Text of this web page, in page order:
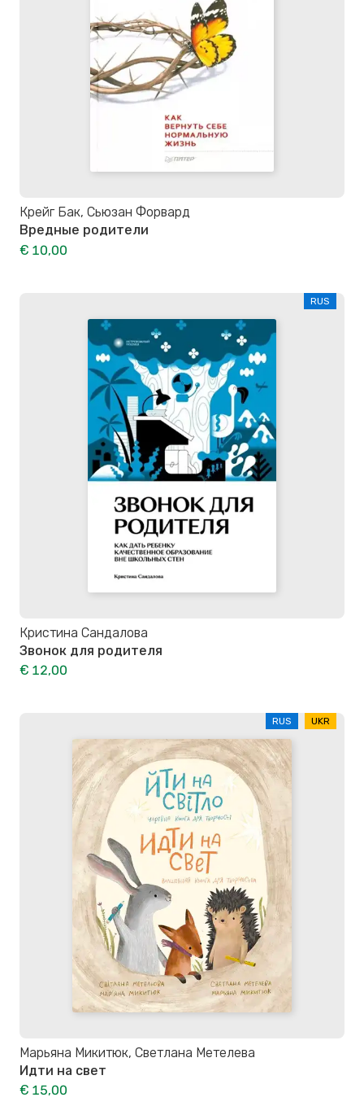
Крейг Бак, Сьюзан Форвард
Вредные родители
€ 10,00
RUS
Кристина Сандалова
Звонок для родителя
€ 12,00
RUS UKR
Марьяна Микитюк, Светлана Метелева
Идти на свет
€ 15,00